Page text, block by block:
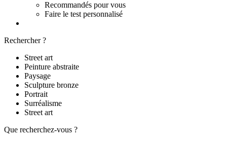
Recommandés pour vous
Faire le test personnalisé
Rechercher ?
Street art
Peinture abstraite
Paysage
Sculpture bronze
Portrait
Surréalisme
Street art
Que recherchez-vous ?